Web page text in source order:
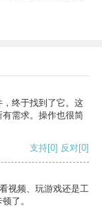
终于找到了它。这
需求。操作也很简
支持[0] 反对[0]
视频、玩游戏还是工
了。